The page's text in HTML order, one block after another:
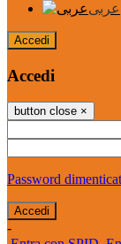
عربى
Accedi
Accedi
button close ×
Password
-